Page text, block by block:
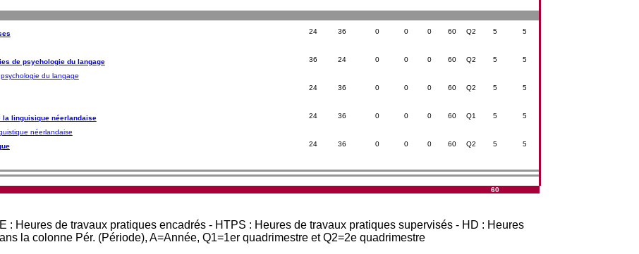
24 36 0 0 0 60 Q2 5 5
de psychologie du langage 36 24 0 0 0 60 Q2 5 5
du langage
24 36 0 0 0 60 Q2 5 5
la linguisique néerlandaise 24 36 0 0 0 60 Q1 5 5
néerlandaise
24 36 0 0 0 60 Q2 5 5
60
: Heures de travaux pratiques encadrés - HTPS : Heures de travaux pratiques supervisés - HD : Heures
la colonne Pér. (Période), A=Année, Q1=1er quadrimestre et Q2=2e quadrimestre